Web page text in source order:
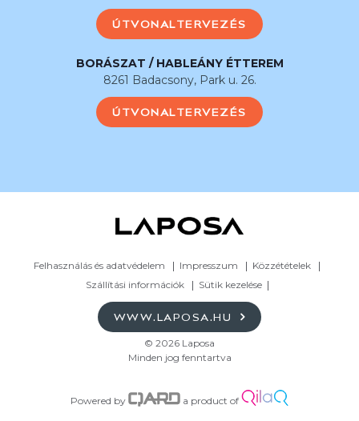
ÚTVONALTERVEZÉS
BORÁSZAT / HABLEÁNY ÉTTEREM
8261 Badacsony, Park u. 26.
ÚTVONALTERVEZÉS
Felhasználás és adatvédelem Impresszum
Közzétételek
Szállítási információk
Sütik kezelése
WWW.LAPOSA.HU
© 2026 Laposa
Minden jog fenntartva
Powered by a product of